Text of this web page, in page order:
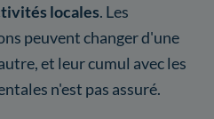
locales. Les
peuvent changer d'une
et leur cumul avec les
n'est pas assuré.